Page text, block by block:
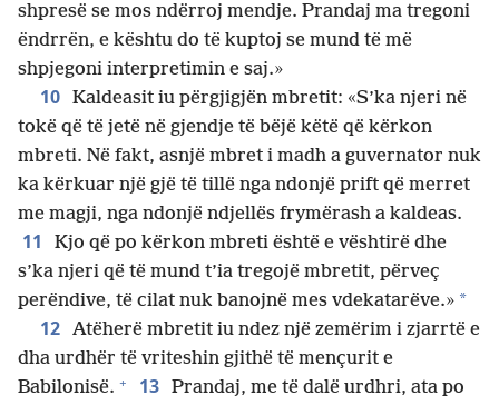
shpresë se mos ndërroj mendje. Prandaj ma tregoni
ëndrrën, e kështu do të kuptoj se mund të më
shpjegoni interpretimin e saj.»
10 Kaldeasit iu përgjigjën mbretit: «S’ka njeri në
tokë që të jetë në gjendje të bëjë këtë që kërkon
mbreti. Në fakt, asnjë mbret i madh a guvernator nuk
ka kërkuar një gjë të tillë nga ndonjë prift që merret
me magji, nga ndonjë ndjellës frymërash a kaldeas.
11
Kjo që po kërkon mbreti është e vështirë dhe
s’ka njeri që të mund t’ia tregojë mbretit, përveç
perëndive, të cilat nuk banojnë mes vdekatarëve.» *
12 Atëherë mbretit iu ndez një zemërim i zjarrtë e
dha urdhër të vriteshin gjithë të mençurit e
Babilonisë. + 13 Prandaj, me të dalë urdhri, ata po